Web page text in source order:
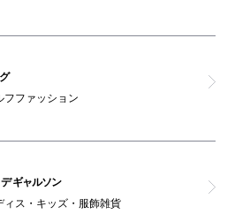
フファッション
ギャルソン
ィス・キッズ・服飾雑貨